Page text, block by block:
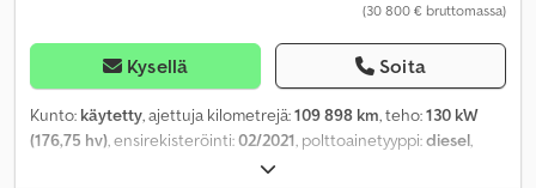
(30 800 € bruttomassa)
Kysellä Soita
Kunto: käytetty, ajettuja kilometrejä:109 898 km, teho:130 kW
(176,75 hv), ensirekisteröinti:02/2021, polttoainetyyppi:diesel,
, polttoaine: